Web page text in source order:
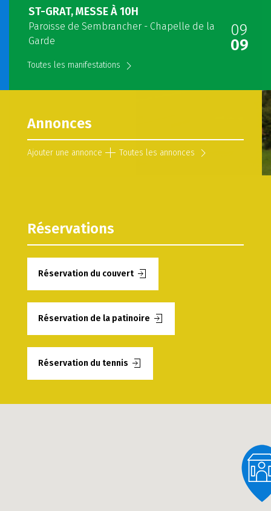
ST-GRAT, MESSE À 10H
Paroisse de Sembrancher - Chapelle de la
Garde
09
09
Toutes les manifestations
Annonces
Ajouter une annonce Toutes les annonces
Réservations
Réservation du couvert
Réservation de la patinoire
Réservation du tennis